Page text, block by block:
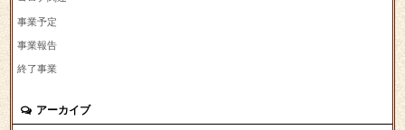
事業予定
事業報告
終了事業
アーカイブ